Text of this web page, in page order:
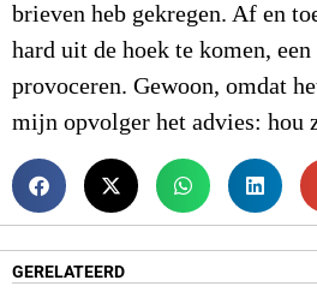
brieven heb gekregen. Af en
hard uit de hoek te komen, een
provoceren. Gewoon, omdat
mijn opvolger het advies: hou
GERELATEERD